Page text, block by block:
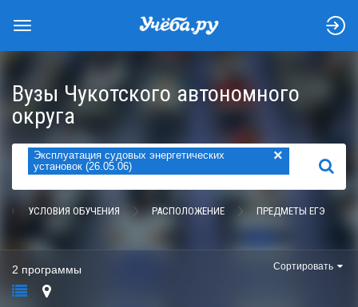
Вузы Чукотского автономного
округа
Эксплуатация судовых энергетических
установок (26.05.06)
×
НАЙТИ
УСЛОВИЯ ОБУЧЕНИЯ РАСПОЛОЖЕНИЕ ПРЕДМЕТЫ ЕГЭ
2 программы Сортировать